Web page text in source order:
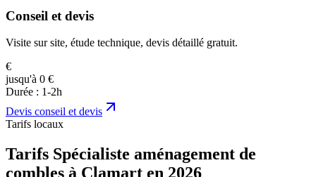
Conseil et devis
Visite sur site, étude technique, devis détaillé gratuit.
€
jusqu'à 0 €
Durée : 1-2h
Devis conseil et devis
Tarifs locaux
Tarifs Spécialiste aménagement de
combles à Clamart en 2026